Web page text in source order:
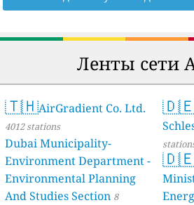
Ленты сети
🇹🇭AirGradient Co. Ltd.
4012 stations
Dubai Municipality-
Environment Department -
Environmental Planning
And Studies Section 8